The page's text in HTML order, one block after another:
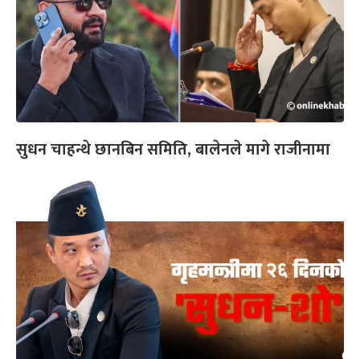
सुधन चाहन्थे छानबिन समिति, बालेनले मागे राजीनामा